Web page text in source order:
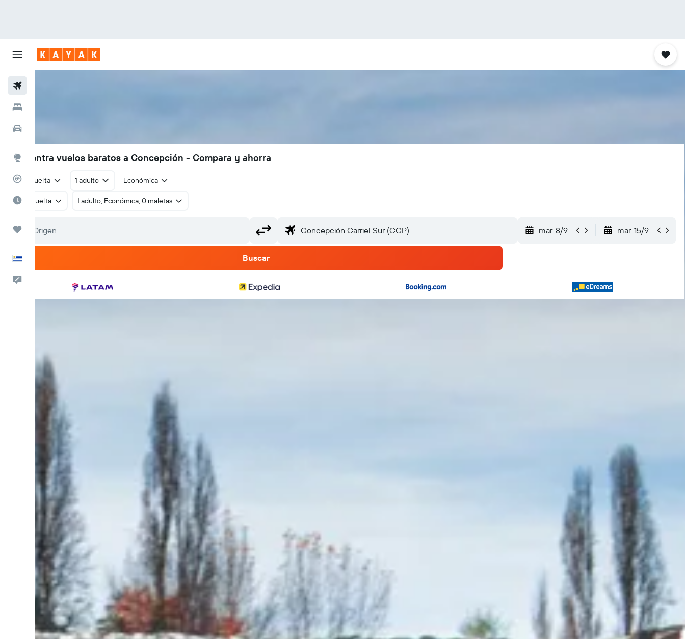
Explore
Rastreador
Cuándo ir
Trips
Encuentra vuelos baratos a Concepción - Compara y ahorra
Ida y vuelta 1 adulto Económica
Ida y vuelta 1 adulto, Económica, 0 maletas
mar. 8/9 mar. 15/9
Buscar